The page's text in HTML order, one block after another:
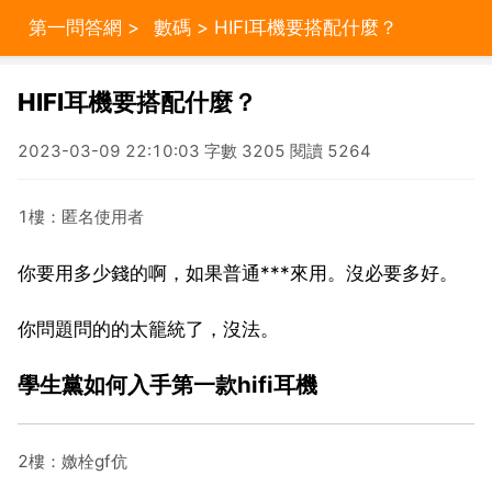
第一問答網 > 數碼 > HIFI耳機要搭配什麼？
HIFI耳機要搭配什麼？
2023-03-09 22:10:03 字數 3205 閱讀 5264
1樓：匿名使用者
你要用多少錢的啊，如果普通***來用。沒必要多好。
你問題問的的太籠統了，沒法。
學生黨如何入手第一款hifi耳機
2樓：嬓栓gf伉